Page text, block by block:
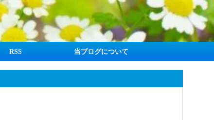
RSS 当ブログについて